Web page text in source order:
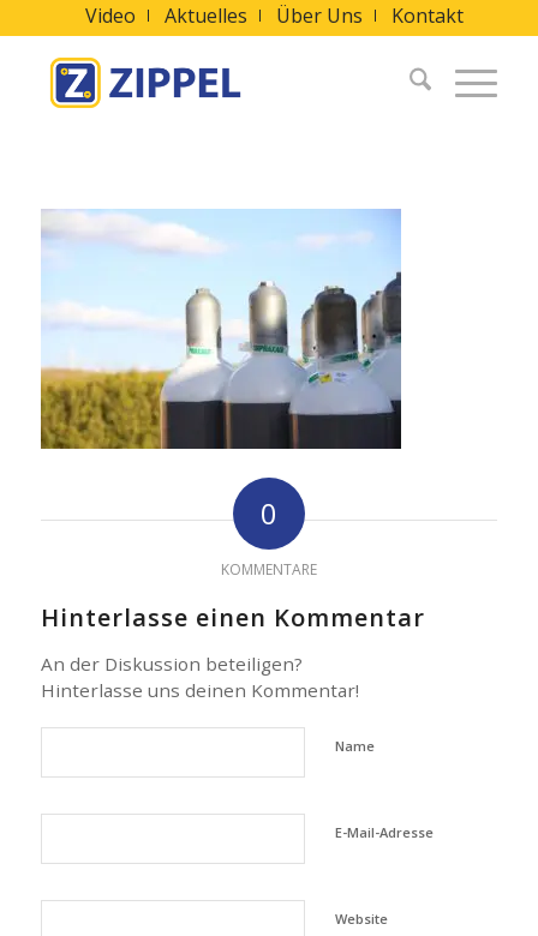
Video Aktuelles Über Uns Kontakt
0
KOMMENTARE
Hinterlasse einen Kommentar
An der Diskussion beteiligen?
Hinterlasse uns deinen Kommentar!
Name
E-Mail-Adresse
Website